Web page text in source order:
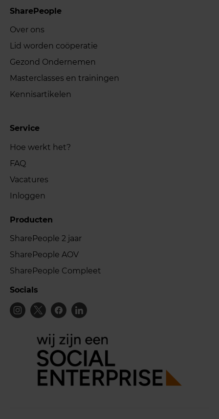
SharePeople
Over ons
Lid worden coöperatie
Gezond Ondernemen
Masterclasses en trainingen
Kennisartikelen
Service
Hoe werkt het?
FAQ
Vacatures
Inloggen
Producten
SharePeople 2 jaar
SharePeople AOV
SharePeople Compleet
Socials